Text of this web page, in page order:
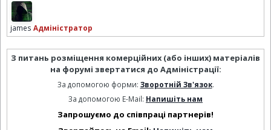
james Адміністратор
З питань розміщення комерційних (або інших) матеріалів
на форумі звертатися до Адміністрації:
За допомогою форми: Зворотній Зв'язок.
За допомогою E-Mail: Напишіть нам
Запрошуємо до співпраці партнерів!